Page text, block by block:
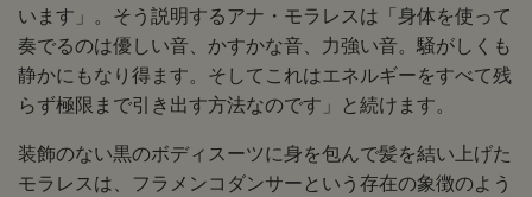
います」。そう説明するアナ・モラレスは「身体を使って
奏でるのは優しい音、かすかな音、力強い音。騒がしくも
静かにもなり得ます。そしてこれはエネルギーをすべて残
らず極限まで引き出す方法なのです」と続けます。
装飾のない黒のボディスーツに身を包んで髪を結い上げた
モラレスは、フラメンコダンサーという存在の象徴のよう